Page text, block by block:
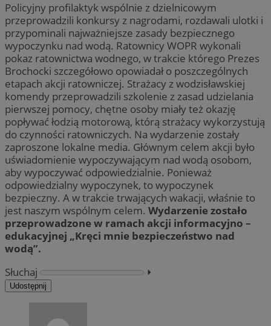
Policyjny profilaktyk wspólnie z dzielnicowym
przeprowadzili konkursy z nagrodami, rozdawali ulotki i
przypominali najważniejsze zasady bezpiecznego
wypoczynku nad wodą. Ratownicy WOPR wykonali
pokaz ratownictwa wodnego, w trakcie którego Prezes
Brochocki szczegółowo opowiadał o poszczególnych
etapach akcji ratowniczej. Strażacy z wodzisławskiej
komendy przeprowadzili szkolenie z zasad udzielania
pierwszej pomocy, chętne osoby miały też okazję
popływać łodzią motorową, którą strażacy wykorzystują
do czynności ratowniczych. Na wydarzenie zostały
zaproszone lokalne media. Głównym celem akcji było
uświadomienie wypoczywającym nad wodą osobom,
aby wypoczywać odpowiedzialnie. Ponieważ
odpowiedzialny wypoczynek, to wypoczynek
bezpieczny. A w trakcie trwających wakacji, właśnie to
jest naszym wspólnym celem. Wydarzenie zostało
przeprowadzone w ramach akcji informacyjno –
edukacyjnej „Kręci mnie bezpieczeństwo nad
wodą”.
Słuchaj
⏵︎
Udostępnij